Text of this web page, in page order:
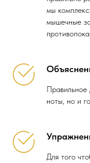
мы
мышечные
Правильное
ноты, но и
Для того